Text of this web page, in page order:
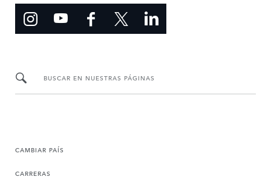
BUSCAR EN NUESTRAS PÁGINAS
CAMBIAR PAÍS
CARRERAS